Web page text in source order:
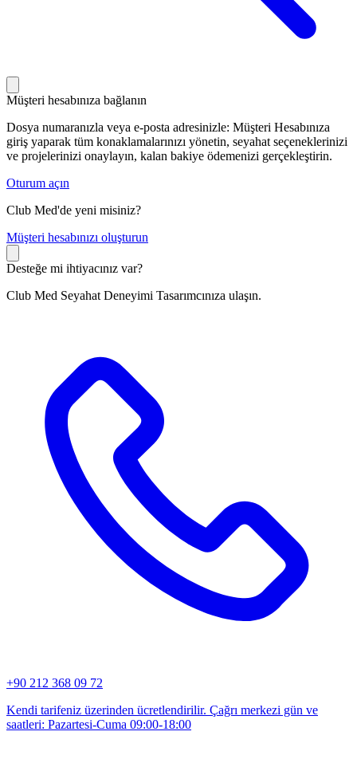
Müşteri hesabınıza bağlanın
Dosya numaranızla veya e-posta adresinizle: Müşteri Hesabınıza
giriş yaparak tüm konaklamalarınızı yönetin, seyahat seçeneklerinizi
ve projelerinizi onaylayın, kalan bakiye ödemenizi gerçekleştirin.
Oturum açın
Club Med'de yeni misiniz?
Müşteri hesabınızı oluşturun
Desteğe mi ihtiyacınız var?
Club Med Seyahat Deneyimi Tasarımcınıza ulaşın.
+90 212 368 09 72
Kendi tarifeniz üzerinden ücretlendirilir. Çağrı merkezi gün ve
saatleri: Pazartesi-Cuma 09:00-18:00